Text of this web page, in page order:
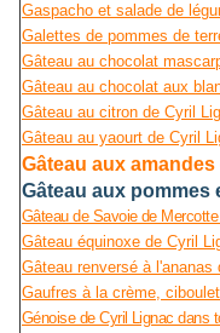
Gaspacho et salade de
Galettes de pommes de
Gâteau au chocolat
Gâteau au chocolat aux
Gâteau au citron de Cyril
Gâteau au yaourt de Cyril
Gâteau aux
Gâteau aux
Gâteau de Savoie de
Gâteau équinoxe de Cyril
Gâteau renversé à
Gaufres à la crème,
Génoise de Cyril Lignac dans